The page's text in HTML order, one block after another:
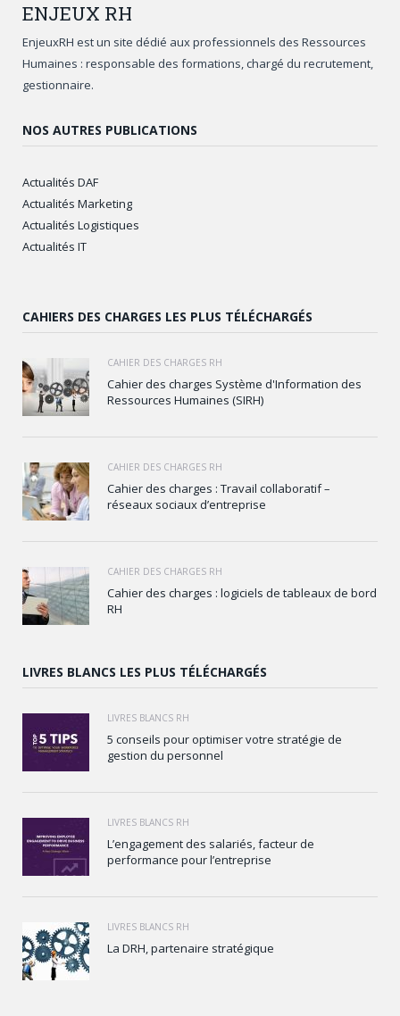
ENJEUX RH
EnjeuxRH est un site dédié aux professionnels des Ressources
Humaines : responsable des formations, chargé du recrutement,
gestionnaire.
NOS AUTRES PUBLICATIONS
Actualités DAF
Actualités Marketing
Actualités Logistiques
Actualités IT
CAHIERS DES CHARGES LES PLUS TÉLÉCHARGÉS
CAHIER DES CHARGES RH
Cahier des charges Système d'Information des
Ressources Humaines (SIRH)
CAHIER DES CHARGES RH
Cahier des charges : Travail collaboratif –
réseaux sociaux d’entreprise
CAHIER DES CHARGES RH
Cahier des charges : logiciels de tableaux de bord
RH
LIVRES BLANCS LES PLUS TÉLÉCHARGÉS
LIVRES BLANCS RH
5 conseils pour optimiser votre stratégie de
gestion du personnel
LIVRES BLANCS RH
L’engagement des salariés, facteur de
performance pour l’entreprise
LIVRES BLANCS RH
La DRH, partenaire stratégique